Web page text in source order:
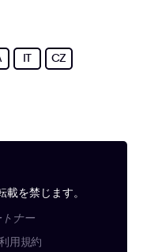
IT CZ
を禁じます。
ナー
用規約